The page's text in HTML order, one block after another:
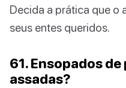
Decida a prática que o
seus entes queridos.
61. Ensopados
assadas?